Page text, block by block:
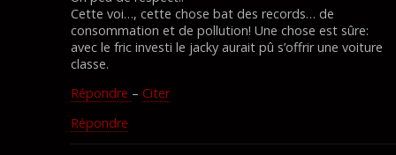
Cette voi…, cette chose bat des records… de
consommation et de pollution! Une chose est sûre:
avec le fric investi le jacky aurait pû s’offrir une voiture
classe.
Répondre – Citer
Répondre